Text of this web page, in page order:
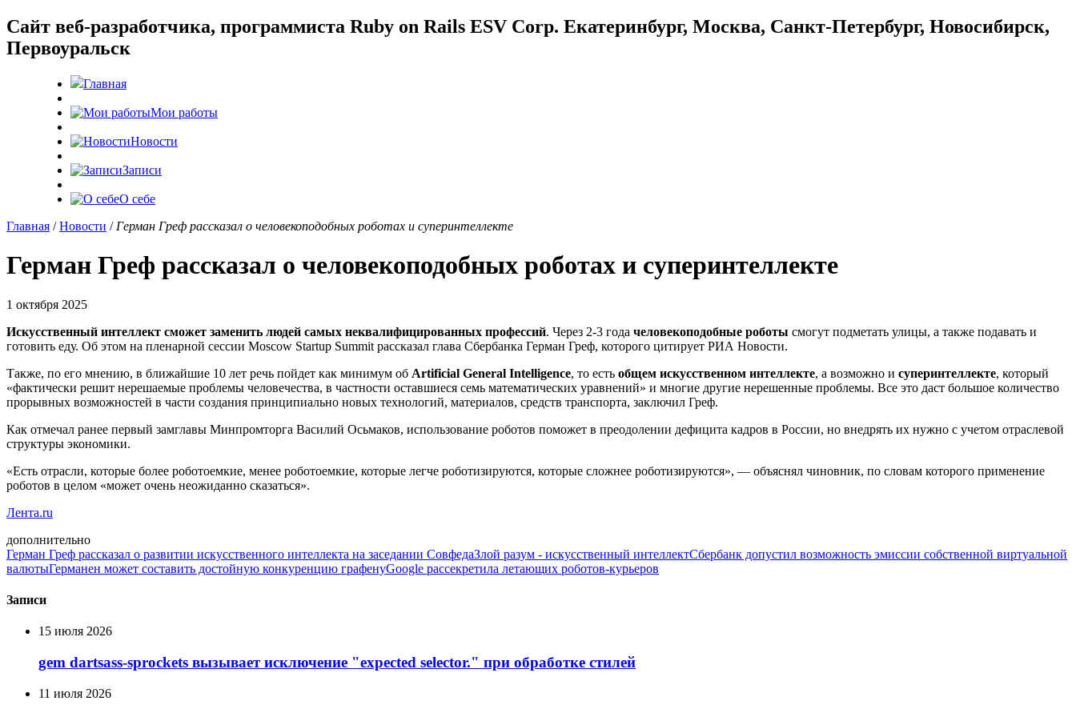
Cайт веб-разработчика, программиста Ruby on Rails ESV Corp. Екатеринбург, Москва, Санкт-Петербург, Новосибирск,
Первоуральск
Главная
Мои работы
Новости
Записи
О себе
Главная /Новости / Герман Греф рассказал о человекоподобных роботах и суперинтеллекте
Герман Греф рассказал о человекоподобных роботах и суперинтеллекте
1 октября 2025
Искусственный интеллект сможет заменить людей самых неквалифицированных профессий. Через 2-3 года человекоподобные роботы смогут подметать улицы, а также подавать и
готовить еду. Об этом на пленарной сессии Moscow Startup Summit рассказал глава Сбербанка Герман Греф, которого цитирует РИА Новости.
Также, по его мнению, в ближайшие 10 лет речь пойдет как минимум об Artificial General Intelligence, то есть общем искусственном интеллекте, а возможно и суперинтеллекте, который
«фактически решит нерешаемые проблемы человечества, в частности оставшиеся семь математических уравнений» и многие другие нерешенные проблемы. Все это даст большое количество
прорывных возможностей в части создания принципиально новых технологий, материалов, средств транспорта, заключил Греф.
Как отмечал ранее первый замглавы Минпромторга Василий Осьмаков, использование роботов поможет в преодолении дефицита кадров в России, но внедрять их нужно с учетом отраслевой
структуры экономики.
«Есть отрасли, которые более роботоемкие, менее роботоемкие, которые легче роботизируются, которые сложнее роботизируются», — объяснял чиновник, по словам которого применение
роботов в целом «может очень неожиданно сказаться».
Лента.ru
дополнительно
Герман Греф рассказал о развитии искусственного интеллекта на заседании СовфедаЗлой разум - искусственный интеллектСбербанк допустил возможность эмиссии собственной виртуальной
валютыГерманен может составить достойную конкуренцию графенуGoogle рассекретила летающих роботов-курьеров
Записи
15 июля 2026
gem dartsass-sprockets вызывает исключение "expected selector." при обработке стилей
11 июля 2026